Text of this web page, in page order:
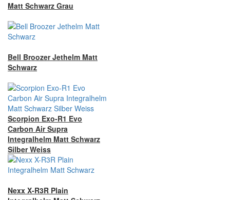
Matt Schwarz Grau
Bell Broozer Jethelm Matt
Schwarz
Scorpion Exo-R1 Evo
Carbon Air Supra
Integralhelm Matt Schwarz
Silber Weiss
Nexx X-R3R Plain